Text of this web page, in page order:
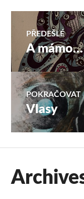
pro
PŘEDEŠLÉ
Předchozí
příspěvek:
A mámo…
POKRAČOVAT
Následující
příspěvek:
Vlasy